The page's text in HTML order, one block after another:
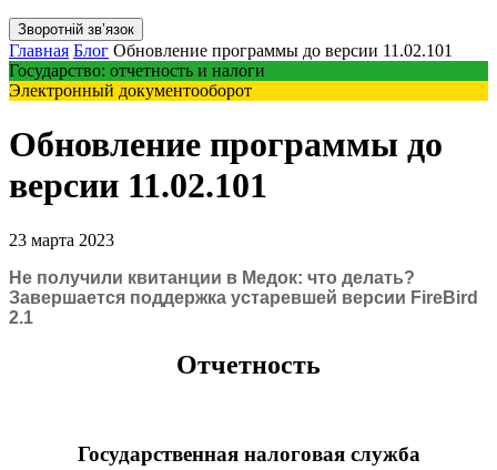
Зворотній звʼязок
Главная Блог Обновление программы до версии 11.02.101
Государство: отчетность и налоги
Электронный документооборот
Обновление программы до
версии 11.02.101
23 марта 2023
Не получили квитанции в Медок: что делать?
Завершается поддержка устаревшей версии FireBird
2.1
Отчетность
Государственная налоговая служба